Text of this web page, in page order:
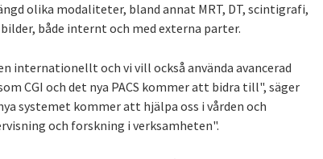
olika modaliteter, bland annat MRT, DT, scintigrafi,
både internt och med externa parter.
internationellt och vi vill också använda avancerad
CGI och det nya PACS kommer att bidra till", säger
systemet kommer att hjälpa oss i vården och
och forskning i verksamheten".